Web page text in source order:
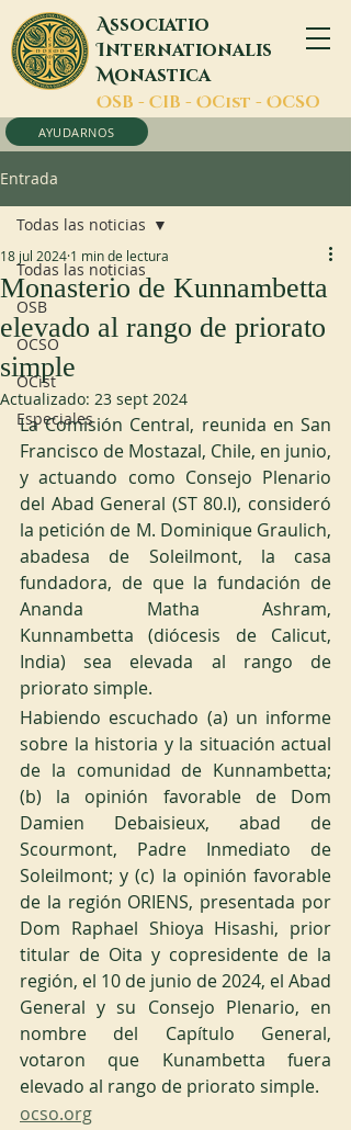
Associatio
Internationalis
Monastica
OSB - CIB - OCist - OCSO
AYUDARNOS
Entrada
Todas las noticias
OSB
OCSO
OCist
Especiales
Todas las noticias
Monasterio de Kunnambetta
elevado al rango de priorato
simple
18 jul 2024 1 min de lectura
Actualizado: 23 sept 2024
La Comisión Central, reunida en San
Francisco de Mostazal, Chile, en junio,
y actuando como Consejo Plenario
del Abad General (ST 80.I), consideró
la petición de M. Dominique Graulich,
abadesa de Soleilmont, la casa
fundadora, de que la fundación de
Ananda Matha Ashram,
Kunnambetta (diócesis de Calicut,
India) sea elevada al rango de
priorato simple.
Habiendo escuchado (a) un informe
sobre la historia y la situación actual
de la comunidad de Kunnambetta;
(b) la opinión favorable de Dom
Damien Debaisieux, abad de
Scourmont, Padre Inmediato de
Soleilmont; y (c) la opinión favorable
de la región ORIENS, presentada por
Dom Raphael Shioya Hisashi, prior
titular de Oita y copresidente de la
región, el 10 de junio de 2024, el Abad
General y su Consejo Plenario, en
nombre del Capítulo General,
votaron que Kunambetta fuera
elevado al rango de priorato simple.
ocso.org